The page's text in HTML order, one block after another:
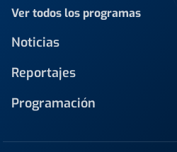
Ver todos los programas
Noticias
Reportajes
Programación